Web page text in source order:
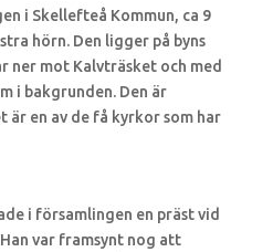
i Skellefteå Kommun, ca 9
hörn. Den ligger på byns
ner mot Kalvträsket och med
i bakgrunden. Den är
är en av de få kyrkor som har
i församlingen en präst vid
var framsynt nog att